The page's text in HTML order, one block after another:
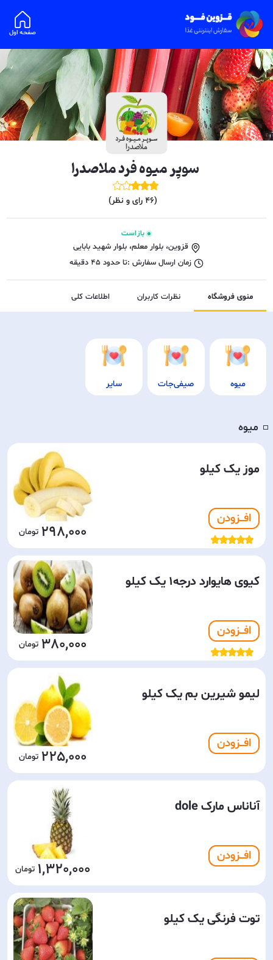
صفحه اول
سوپر میوه فرد ملاصدرا
(
46 رای و نظر)
باز است
قزوین، بلوار معلم، بلوار شهید بابایی
زمان ارسال سفارش :تا حدود 45 دقیقه
منوی فروشگاه نظرات کاربران اطلاعات کلی
میوه صیفی‌جات سایر
◽️ میوه
موز یک کیلو
افـــزودن
298,000
کیوی هایوارد درجه1 یک کیلو
افـــزودن
380,000
لیمو شیرین بم یک کیلو
افـــزودن
225,000
آناناس مارک dole
افـــزودن
1,320,000
توت فرنگی یک کیلو